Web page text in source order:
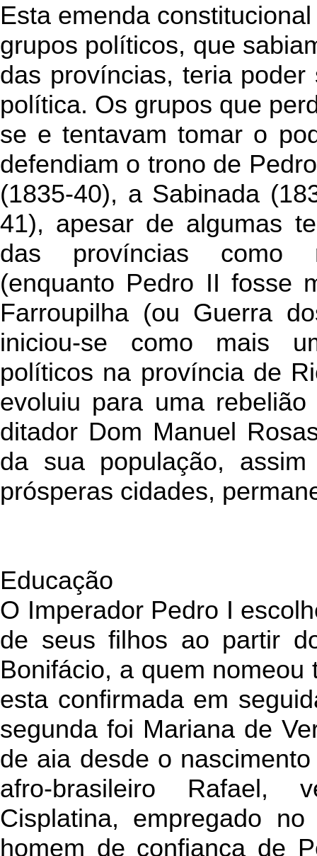
Esta emenda
grupos políticos, que
das províncias, teria
política. Os grupos que
se e tentavam tomar o
defendiam o trono de
(1835-40), a Sabinada
41), apesar de algumas
das províncias como
(enquanto Pedro II fosse
Farroupilha (ou Guerra
iniciou-se como mais
políticos na província de
evoluiu para uma
ditador Dom Manuel
da sua população,
prósperas cidades,
Educação
O Imperador Pedro I
de seus filhos ao partir
Bonifácio, a quem
esta confirmada em
segunda foi Mariana de
de aia desde o
afro-brasileiro Rafael,
Cisplatina, empregado
homem de confiança de